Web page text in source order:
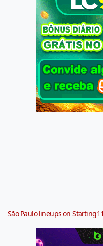
São Paulo lineups on Starting11